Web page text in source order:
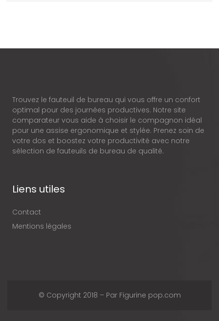
Trouvez le fauteuil de bureau qui vous offre un confort
optimal pour des journées productives. Notre site
comparateur vous aide à choisir le compagnon idéal
pour une assise ergonomique et stylée. Prenez soin de
votre dos et boostez votre productivité avec notre
sélection de fauteuils de bureau de qualité.
Liens utiles
Contact
Mentions légales
© Copyright 2018 – Par Figurine pop.com